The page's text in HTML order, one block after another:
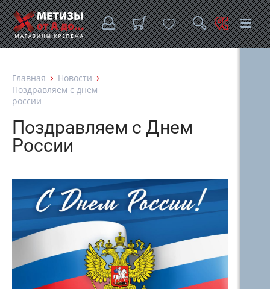
Главная
Новости
Поздравляем с днем
россии
Поздравляем с Днем
России